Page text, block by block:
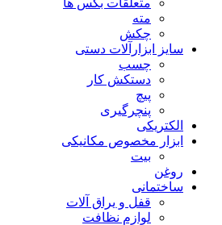
مته
چکش
سایز ابزارآلات دستی
چسب
دستکش کار
پیچ
پنچرگیری
الکتریکی
ابزار مخصوص مکانیکی
بیت
روغن
ساختمانی
قفل و یراق آلات
لوازم نظافت